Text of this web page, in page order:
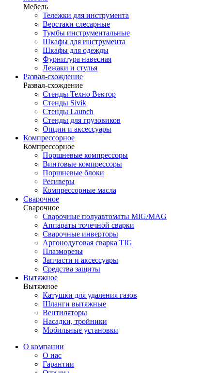
Мебель
Тележки для инструмента
Верстаки слесарные
Тумбы инструментальные
Шкафы для инструмента
Шкафы для одежды
Фурнитура навесная
Лежаки и стулья
Развал-схождение
Развал-схождение
Стенды Техно Вектор
Стенды Sivik
Стенды Launch
Стенды для грузовиков
Опции и аксессуары
Компрессорное
Компрессорное
Поршневые компрессоры
Винтовые компрессоры
Поршневые блоки
Ресиверы
Компрессорные масла
Сварочное
Сварочное
Сварочные полуавтоматы MIG/MAG
Аппараты точечной сварки
Сварочные инверторы
Аргонодуговая сварка TIG
Плазморезы
Запчасти и аксессуары
Средства защиты
Вытяжное
Вытяжное
Катушки для удаления газов
Шланги вытяжные
Вентиляторы
Насадки, тройники
Мобильные установки
О компании
О нас
Гарантии